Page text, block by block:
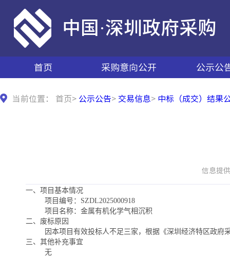
中国·深圳政府采购
首页 采购意向公开 公示公
当前位置： 首页> 公示公告> 交易信息> 中标（成交）结果
信息提
一、项目基本情况
项目编号 ： SZDL2025000918
项目名称：金属有机化学气相沉积
二、 废标原因
因本项目有效投标人不足三家，根据《深圳经济特区政
三、其他补充事宜
无